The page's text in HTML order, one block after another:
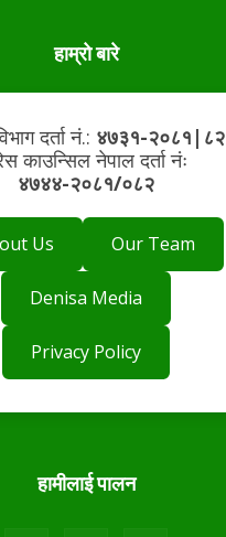
हाम्रो बारे
दर्ता नं.: ४७३१-२०८१|८२
काउन्सिल नेपाल दर्ता नंः
४७४४-२०८१/०८२
Us Our Team
Denisa Media
Privacy Policy
हामीलाई पालन